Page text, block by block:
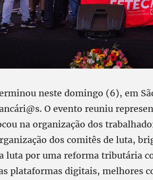
neste domingo (6), em
O evento reuniu
na organização dos
dos comitês de luta,
luta por uma reforma tributária
plataformas digitais, melhores